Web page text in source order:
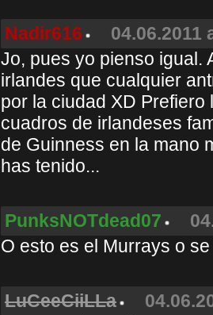
Nadir616
04.06.2011
Jo, pues yo pienso igual.
irlandes que cualquier
por la ciudad XD
cuadros de irlandeses
de Guinness en la mano
has tenido...
PunksNOTdead07
O esto es el Murrays o
LuCeeCiiLLa